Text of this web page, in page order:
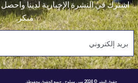
اشترك في النشرة الإخبارية لدينا
مبكر.
حقوق النشر © 2024 سي سيلوج . جميع الحقوق محفوظة.